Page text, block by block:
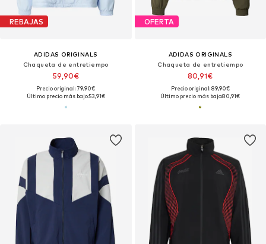
REBAJAS
ADIDAS ORIGINALS
Chaqueta de entretiempo
59,90€
Precio original: 79,90€
Último precio más bajo:53,91€
OFERTA
ADIDAS ORIGINALS
Chaqueta de entretiempo
80,91€
Precio original: 89,90€
Último precio más bajo:80,91€